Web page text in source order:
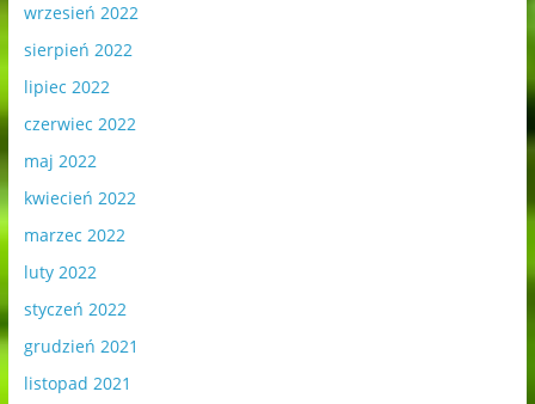
wrzesień 2022
sierpień 2022
lipiec 2022
czerwiec 2022
maj 2022
kwiecień 2022
marzec 2022
luty 2022
styczeń 2022
grudzień 2021
listopad 2021